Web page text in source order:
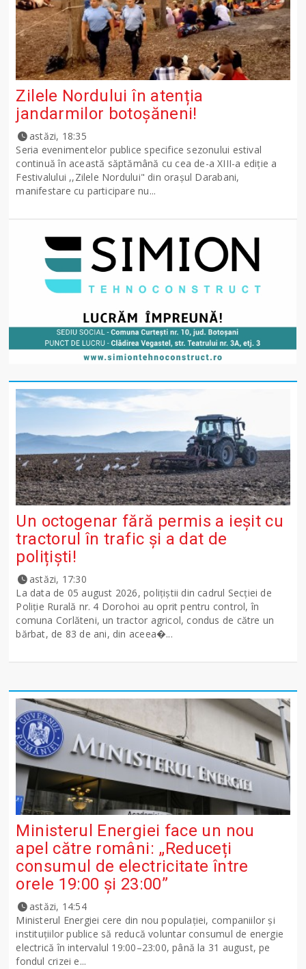
Zilele Nordului în atenția
jandarmilor botoșăneni!
astăzi, 18:35
Seria evenimentelor publice specifice sezonului estival
continuă în această săptămână cu cea de-a XIII-a ediție a
Festivalului ,,Zilele Nordului" din orașul Darabani,
manifestare cu participare nu...
Un octogenar fără permis a ieșit cu
tractorul în trafic și a dat de
polițiști!
astăzi, 17:30
La data de 05 august 2026, polițiștii din cadrul Secției de
Poliție Rurală nr. 4 Dorohoi au oprit pentru control, în
comuna Corlăteni, un tractor agricol, condus de către un
bărbat, de 83 de ani, din aceea�...
Ministerul Energiei face un nou
apel către români: „Reduceți
consumul de electricitate între
orele 19:00 și 23:00”
astăzi, 14:54
Ministerul Energiei cere din nou populației, companiilor și
instituțiilor publice să reducă voluntar consumul de energie
electrică în intervalul 19:00–23:00, până la 31 august, pe
fondul crizei e...